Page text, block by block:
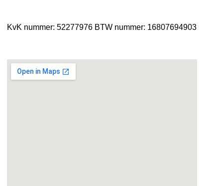
KvK nummer: 52277976 BTW nummer: 16807694903